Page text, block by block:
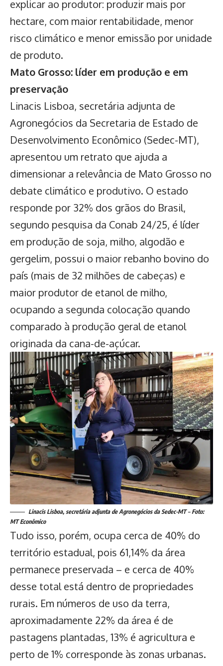
explicar ao produtor: produzir mais por
hectare, com maior rentabilidade, menor
risco climático e menor emissão por unidade
de produto.
Mato Grosso: líder em produção e em
preservação
Linacis Lisboa, secretária adjunta de
Agronegócios da Secretaria de Estado de
Desenvolvimento Econômico (Sedec-MT),
apresentou um retrato que ajuda a
dimensionar a relevância de Mato Grosso no
debate climático e produtivo. O estado
responde por 32% dos grãos do Brasil,
segundo pesquisa da Conab 24/25, é líder
em produção de soja, milho, algodão e
gergelim, possui o maior rebanho bovino do
país (mais de 32 milhões de cabeças) e
maior produtor de etanol de milho,
ocupando a segunda colocação quando
comparado à produção geral de etanol
originada da cana-de-açúcar.
Linacis Lisboa, secretária adjunta de Agronegócios da Sedec-MT – Foto:
MT Econômico
Tudo isso, porém, ocupa cerca de 40% do
território estadual, pois 61,14% da área
permanece preservada – e cerca de 40%
desse total está dentro de propriedades
rurais. Em números de uso da terra,
aproximadamente 22% da área é de
pastagens plantadas, 13% é agricultura e
perto de 1% corresponde às zonas urbanas.